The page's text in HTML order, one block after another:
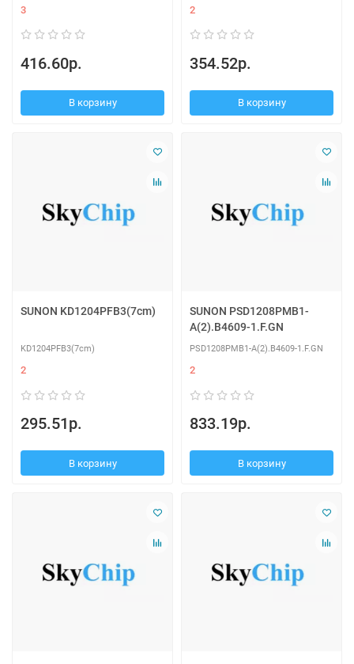
3
416.60р.
В корзину
2
354.52р.
В корзину
SUNON KD1204PFB3(7cm)
KD1204PFB3(7cm)
2
295.51р.
В корзину
SUNON PSD1208PMB1-
A(2).B4609-1.F.GN
PSD1208PMB1-A(2).B4609-1.F.GN
2
833.19р.
В корзину